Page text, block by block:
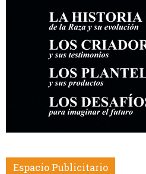
Espacio Publicitario